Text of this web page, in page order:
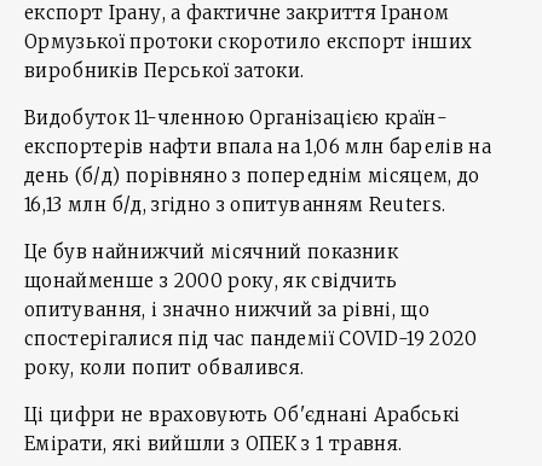
експорт Ірану, а фактичне закриття Іраном
Ормузької протоки скоротило експорт інших
виробників Перської затоки.
Видобуток 11-членною Організацією країн-
експортерів нафти впала на 1,06 млн барелів на
день (б/д) порівняно з попереднім місяцем, до
16,13 млн б/д, згідно з опитуванням Reuters.
Це був найнижчий місячний показник
щонайменше з 2000 року, як свідчить
опитування, і значно нижчий за рівні, що
спостерігалися під час пандемії COVID-19 2020
року, коли попит обвалився.
Ці цифри не враховують Об'єднані Арабські
Емірати, які вийшли з ОПЕК з 1 травня.